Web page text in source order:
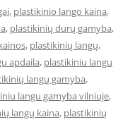
, plastikinio lango kaina,
, plastikinių durų gamyba,
, plastikinių langų,
apdaila, plastikiniu langu
langų gamyba,
langu gamyba vilniuje,
langų kaina, plastikinių